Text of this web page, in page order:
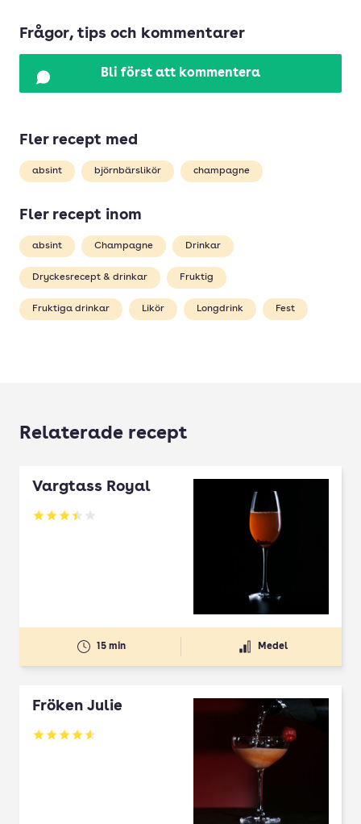
Frågor, tips och kommentarer
Bli först att kommentera
Fler recept med
absint björnbärslikör champagne
Fler recept inom
absint Champagne Drinkar
Dryckesrecept & drinkar Fruktig
Fruktiga drinkar Likör Longdrink Fest
Relaterade recept
Vargtass Royal
Betyg: 3.45 av 5
15 min Medel
Fröken Julie
Betyg: 4.56 av 5